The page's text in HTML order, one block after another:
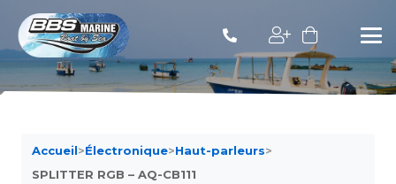
Accueil>Électronique>Haut-parleurs>
SPLITTER RGB – AQ-CB111